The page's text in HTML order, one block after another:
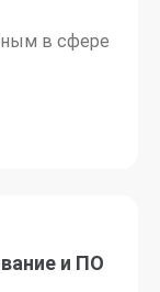
в сфере
и ПО